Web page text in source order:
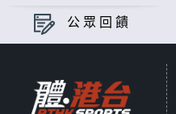
公眾回饋